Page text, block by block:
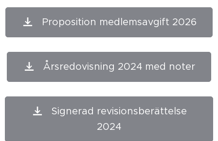
Proposition medlemsavgift 2026
Årsredovisning 2024 med noter
Signerad revisionsberättelse
2024